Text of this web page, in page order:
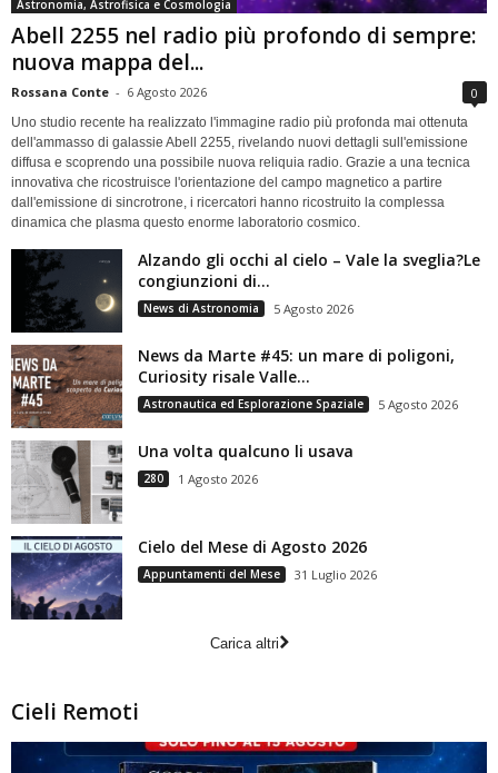
Astronomia, Astrofisica e Cosmologia
Abell 2255 nel radio più profondo di sempre:
nuova mappa del...
Rossana Conte - 6 Agosto 2026 0
Uno studio recente ha realizzato l'immagine radio più profonda mai ottenuta
dell'ammasso di galassie Abell 2255, rivelando nuovi dettagli sull'emissione
diffusa e scoprendo una possibile nuova reliquia radio. Grazie a una tecnica
innovativa che ricostruisce l'orientazione del campo magnetico a partire
dall'emissione di sincrotrone, i ricercatori hanno ricostruito la complessa
dinamica che plasma questo enorme laboratorio cosmico.
Alzando gli occhi al cielo – Vale la sveglia?Le
congiunzioni di...
News di Astronomia 5 Agosto 2026
News da Marte #45: un mare di poligoni,
Curiosity risale Valle...
Astronautica ed Esplorazione Spaziale 5 Agosto 2026
Una volta qualcuno li usava
280 1 Agosto 2026
Cielo del Mese di Agosto 2026
Appuntamenti del Mese 31 Luglio 2026
Carica altri
Cieli Remoti